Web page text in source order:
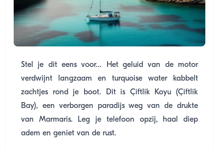
Stel je dit eens voor... Het geluid van de motor
verdwijnt langzaam en turquoise water kabbelt
zachtjes rond je boot. Dit is Çiftlik Koyu (Çiftlik
Bay), een verborgen paradijs weg van de drukte
van Marmaris. Leg je telefoon opzij, haal diep
adem en geniet van de rust.